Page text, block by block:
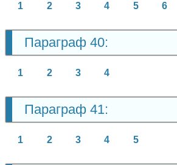
1 2 3 4 5 6
Параграф 40:
1 2 3 4
Параграф 41:
1 2 3 4 5